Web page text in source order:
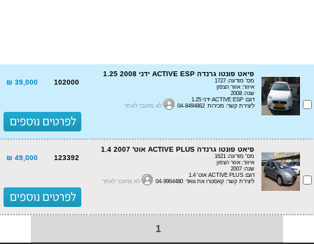
פיאט פונטו גרנדה ACTIVE ESP ידני 1.25 2008
מס' מודעה: 1727
איזור: אזור הצפון
שנה: 2008
דגם: ACTIVE ESP ידני 1.25
ליצירת קשר: מכירות 04-8494862
לא מחובר לאתר
102000
39,000 ₪
פיאט פונטו גרנדה ACTIVE PLUS אוט' 1.4 2007
מס' מודעה: 1621
איזור: אזור הצפון
שנה: 2007
דגם: ACTIVE PLUS אוט' 1.4
ליצירת קשר: קאסטרו את גואד 04-9964480
לא מחובר לאתר
123392
49,000 ₪
1